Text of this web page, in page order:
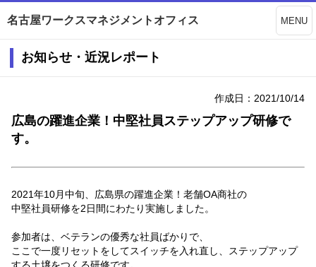
名古屋ワークスマネジメントオフィス MENU
お知らせ・近況レポート
作成日：2021/10/14
広島の躍進企業！中堅社員ステップアップ研修で
す。
2021年10月中旬、広島県の躍進企業！老舗OA商社の
中堅社員研修を2日間にわたり実施しました。
参加者は、ベテランの優秀な社員ばかりで、
ここで一度リセットをしてスイッチを入れ直し、ステップアップ